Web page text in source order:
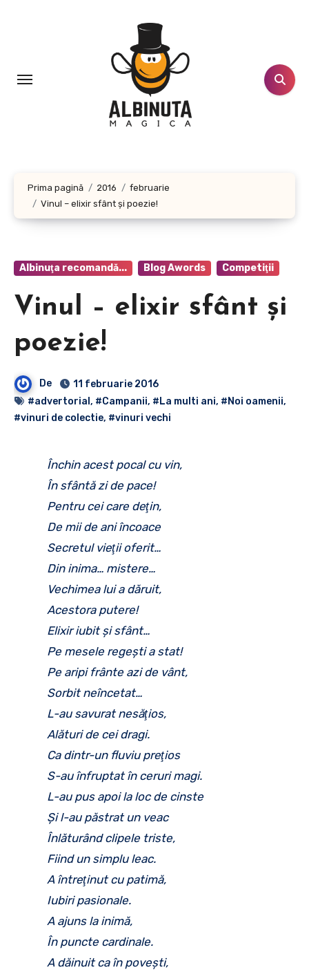
Prima pagină 2016
februarie
Vinul – elixir sfânt şi poezie!
Albinuţa recomandă... Blog Awords Competiţii
Vinul – elixir sfânt şi
poezie!
De
11 februarie 2016
#advertorial , #Campanii, #La multi ani, #Noi oamenii,
#vinuri de colectie, #vinuri vechi
Închin acest pocal cu vin,
În sfântă zi de pace!
Pentru cei care deţin,
De mii de ani încoace
Secretul vieţii oferit…
Din inima… mistere…
Vechimea lui a dăruit,
Acestora putere!
Elixir iubit şi sfânt…
Pe mesele regeşti a stat!
Pe aripi frânte azi de vânt,
Sorbit neîncetat…
L-au savurat nesăţios,
Alături de cei dragi.
Ca dintr-un fluviu preţios
S-au înfruptat în ceruri magi.
L-au pus apoi la loc de cinste
Şi l-au păstrat un veac
Înlăturând clipele triste,
Fiind un simplu leac.
A întreţinut cu patimă,
Iubiri pasionale.
A ajuns la inimă,
În puncte cardinale.
A dăinuit ca în poveşti,